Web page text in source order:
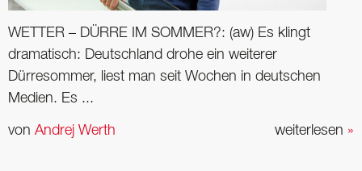
WETTER – DÜRRE IM SOMMER?: (aw) Es klingt
dramatisch: Deutschland drohe ein weiterer
Dürresommer, liest man seit Wochen in deutschen
Medien. Es ...
weiterlesen »
von Andrej Werth